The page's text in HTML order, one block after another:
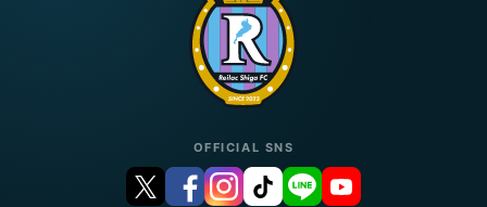
OFFICIAL SNS